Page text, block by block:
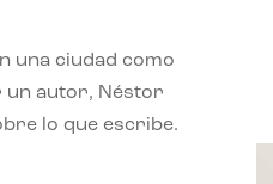
una ciudad como
un autor, Néstor
lo que escribe.